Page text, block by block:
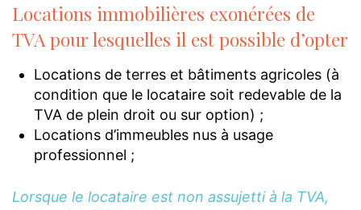
Locations immobilières exonérées de
TVA pour lesquelles il est possible d’opter
Locations de terres et bâtiments agricoles (à
condition que le locataire soit redevable de la
TVA de plein droit ou sur option) ;
Locations d’immeubles nus à usage
professionnel ;
Lorsque le locataire est non assujetti à la TVA,